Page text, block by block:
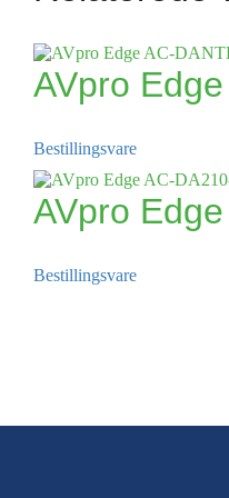
AVpro
Bestillingsvare
AVpro
Bestillingsvare